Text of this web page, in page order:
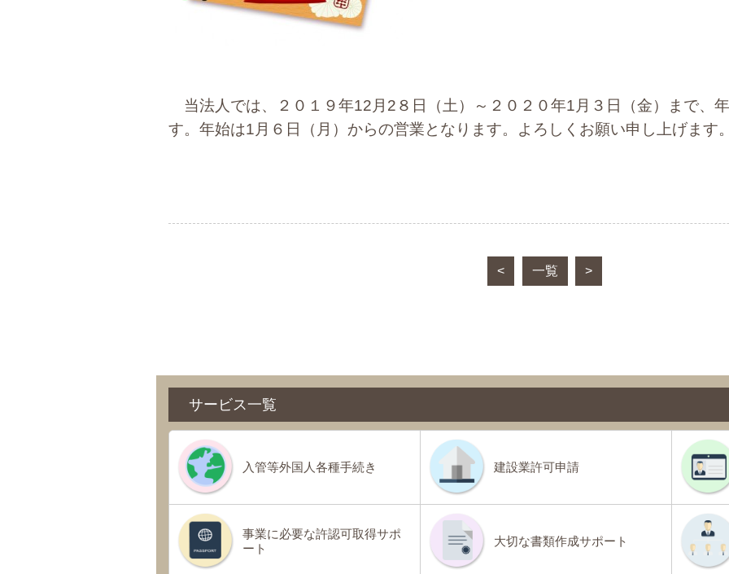
当法人では、２０１９年12月2８日（土）～２０２０年1月３日（金）まで、
す。年始は1月６日（月）からの営業となります。よろしくお願い申し上げます。
< 一覧 >
サービス一覧
入管等外国人各種手続き 建設業許可申請
事業に必要な許認可取得サポ
ート
大切な書類作成サポート